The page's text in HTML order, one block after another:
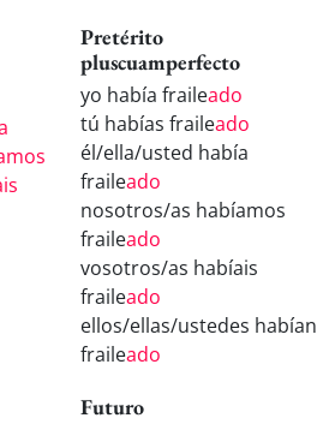
Pretérito
pluscuamperfecto
yo había fraileado
tú habías fraileado
él/ella/usted había
fraileado
nosotros/as habíamos
fraileado
vosotros/as habíais
fraileado
ellos/ellas/ustedes habían
fraileado
Futuro